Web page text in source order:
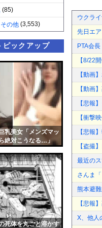
(85)
の他 (3,553)
ピックアップ
乳美女「メンズマッ
絶対こうなる…」
死体を丸ごと溶かす
ウクラ
先日エ
PTA会
【8/22
【動画
【動画
【悲報
【衝撃
【悲報
【盗撮
最近の
さんま
熊本避
【悲報
X、他人